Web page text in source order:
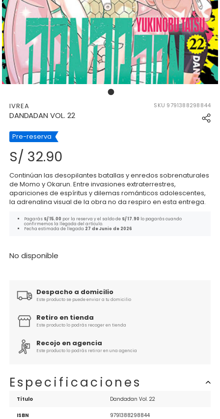
177982924983486_17798292493
IVREA SKU 9791388298844
DANDADAN VOL. 22
Pre-reserva
S/ 32.90
Continúan las desopilantes batallas y enredos sobrenaturales
de Momo y Okarun. Entre invasiones extraterrestres,
apariciones de espíritus y dilemas románticos adolescentes,
la adrenalina visual de la obra no da respiro en esta entrega.
Pagarás S/ 15.00 por la reserva y el saldo de S/ 17.90 lo pagarás cuando
confirmemos la llegada del artículo.
Fecha estimada de llegada 27 de Junio de 2026
No disponible
Despacho a domicilio
Este producto se puede enviar a tu domicilio
Retiro en tienda
Este producto lo podrás recoger en tienda
Recojo en agencia
Este producto lo podrás retirar en una agencia
Especificaciones
Título
ISBN 9791388298844